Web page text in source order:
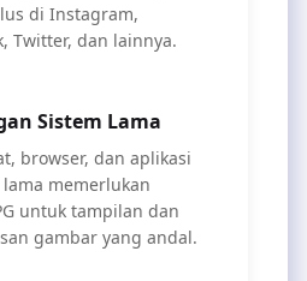
di Instagram,
Twitter, dan lainnya.
Sistem Lama
browser, dan aplikasi
memerlukan
untuk tampilan dan
gambar yang andal.